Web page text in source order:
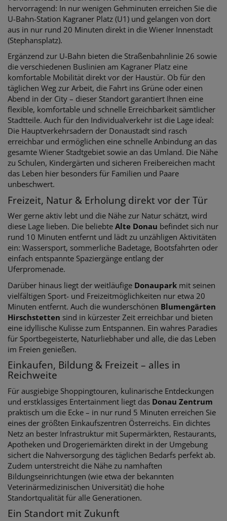
hervorragend: In nur wenigen Gehminuten erreichen Sie die
U-Bahn-Station Kagraner Platz (U1) und gelangen von dort
aus in nur rund 20 Minuten direkt in die Wiener Innenstadt
(Stephansplatz).
Ergänzend zur U-Bahn bieten die Straßenbahnlinie 26 sowie
die verschiedenen Buslinien am Kagraner Platz eine
komfortable Mobilität direkt vor der Haustür. Ob für den
täglichen Weg zur Arbeit, die Fahrt ins Grüne oder einen
Abend in der City – dieser Standort garantiert Ihnen eine
flexible, komfortable und schnelle Erreichbarkeit sämtlicher
Stadtteile. Auch für den Individualverkehr ist die Lage ideal:
Die Hauptverkehrsadern der Donaustadt sind rasch
erreichbar und ermöglichen eine schnelle Anbindung an das
gesamte Wiener Stadtgebiet sowie an das Umland. Die Nähe
zu Schulen, Kindergärten und sicheren Freibereichen macht
das Leben hier besonders für Familien und Paare
unbeschwert.
Freizeit, Natur & Erholung direkt vor der Tür
Wer gerne aktiv lebt und die Nähe zur Natur schätzt, wird
diese Lage lieben. Die beliebte Alte Donau befindet sich nur
rund 10 Minuten entfernt und lädt zu unzähligen Aktivitäten
ein: Wassersport, sommerliche Badetage, Bootsfahrten oder
einfach entspannte Spaziergänge entlang der
Uferpromenade.
Darüber hinaus liegt der weitläufige Donaupark mit seinen
vielfältigen Sport- und Freizeitmöglichkeiten nur etwa 20
Minuten entfernt. Auch die wunderschönen Blumengärten
Hirschstetten sind in kürzester Zeit erreichbar und bieten
eine idyllische Kulisse zum Entspannen. Ein wahres Paradies
für Sportbegeisterte, Naturliebhaber und alle, die das Leben
im Freien genießen.
Einkaufen, Bildung & Freizeit – alles in
Reichweite
Für ausgiebige Shoppingtouren, kulinarische Entdeckungen
und erstklassiges Entertainment liegt das Donau Zentrum
praktisch um die Ecke – in nur rund 5 Minuten erreichen Sie
eines der größten Einkaufszentren Österreichs. Ein dichtes
Netz an bester Infrastruktur mit Supermärkten, Restaurants,
Apotheken und Drogeriemärkten direkt in der Umgebung
sichert die Nahversorgung des täglichen Bedarfs perfekt ab.
Zudem unterstreicht die Nähe zu namhaften
Bildungseinrichtungen (wie etwa der bekannten
Veterinärmedizinischen Universität) die hohe
Standortqualität für alle Generationen.
Ein Standort mit Zukunft